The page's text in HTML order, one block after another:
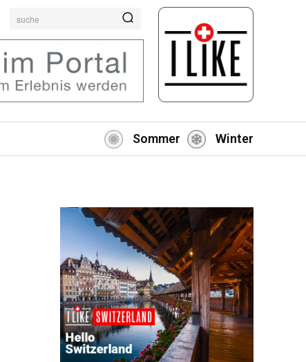
suche
Sommer Winter